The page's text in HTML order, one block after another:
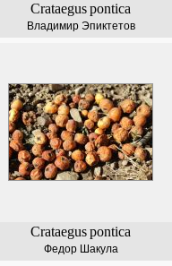
Crataeguspontica
Владимир Эпиктетов
Crataeguspontica
Федор Шакула